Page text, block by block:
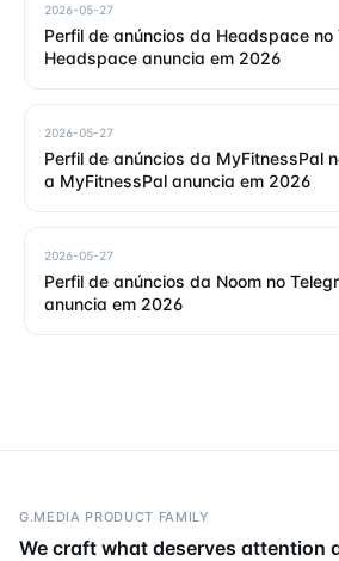
2026-05-27
Perfil de anúncios da Headspace no
Headspace anuncia em 2026
2026-05-27
Perfil de anúncios da MyFitnessPal
a MyFitnessPal anuncia em 2026
2026-05-27
Perfil de anúncios da Noom no
anuncia em 2026
G.MEDIA PRODUCT FAMILY
We craft what deserves attention